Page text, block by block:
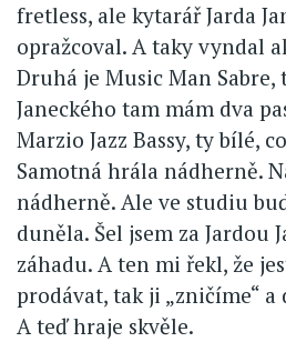
fretless, ale kytarář Jarda
opražcoval. A taky vyndal
Druhá je Music Man Sabre,
Janeckého tam mám dva
Marzio Jazz Bassy, ty bílé,
Samotná hrála nádherně.
nádherně. Ale ve studiu
duněla. Šel jsem za Jardou
záhadu. A ten mi řekl, že
prodávat, tak ji „zničíme“
A teď hraje skvěle.